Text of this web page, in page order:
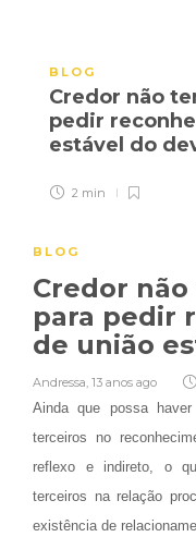
BLOG
Credor não
pedir
estável do
2 min
BLOG
Credor
para pedir
de união
Andressa, 13 anos ago
Ainda que possa
terceiros no
reflexo e indireto, o
terceiros na relação
existência de